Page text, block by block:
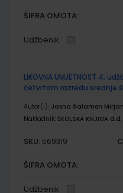
ŠIFRA OMOTA:
Udžbenik
LIKOVNA UMJETNOST 4;
četvrtom razredu srednje
Autor(i): Jasna Salamon
Nakladnik: ŠKOLSKA KNJIGA d.d.
SKU: 569319
ŠIFRA OMOTA:
Udžbenik